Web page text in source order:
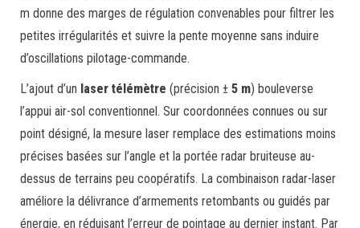
m donne des marges de régulation convenables pour filtrer les
petites irrégularités et suivre la pente moyenne sans induire
d’oscillations pilotage-commande.
L’ajout d’un laser télémètre (précision ± 5 m) bouleverse
l’appui air-sol conventionnel. Sur coordonnées connues ou sur
point désigné, la mesure laser remplace des estimations moins
précises basées sur l’angle et la portée radar bruiteuse au-
dessus de terrains peu coopératifs. La combinaison radar-laser
améliore la délivrance d’armements retombants ou guidés par
énergie, en réduisant l’erreur de pointage au dernier instant. Par